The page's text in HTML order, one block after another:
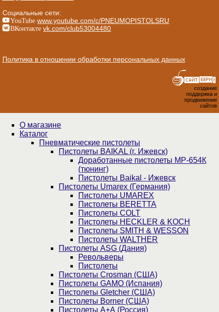
Социальные сети:
YouTube www.youtube.com/c/PNEUMOPISTOLSRU
ВКонтакте vk.com/club53004480
Политика в отношении обработки персональных данных
создание
поддержка и
продвижение
сайтов
О магазине
Каталог
Пнев­ма­ти­чес­кие пистолеты
Пистолеты BAIKAL (г. Ижевск)
Доработанные пистолеты МР-654К
(тюнинг)
Пистолеты Baikal - Ижевск
Пистолеты Umarex (Германия)
Пистолеты UMAREX
Пистолеты BERETTA
Пистолеты COLT
Пистолеты HECKLER & KOCH
Пистолеты SMITH & WESSON
Пистолеты WALTHER
Пистолеты ASG (Дания)
Револьверы
Пистолеты
Пистолеты Crosman (США)
Пистолеты GAMO (Испания)
Пистолеты Gletcher (США)
Пистолеты Borner (США)
Пистолеты А+А (Россия)